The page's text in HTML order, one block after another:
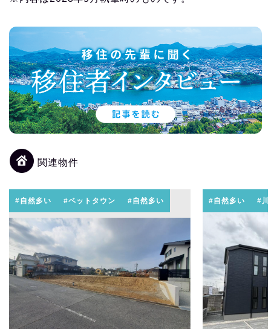
関連物件
#自然多い #ベットタウン #自然多い #自然多い #川